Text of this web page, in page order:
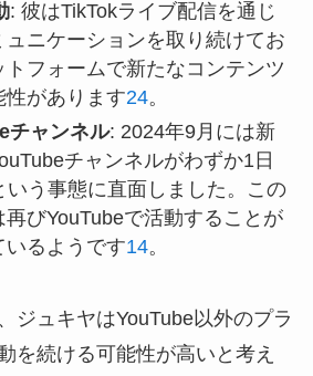
: 彼はTikTokライブ配信を通じ
ュニケーションを取り続けてお
トフォームで新たなコンテンツ
性があります24。
チャンネル: 2024年9月には新
チャンネルがわずか1日
いう事態に直面しました。この
びYouTubeで活動することが
るようです14。
ジュキヤはYouTube以外のプラ
を続ける可能性が高いと考え